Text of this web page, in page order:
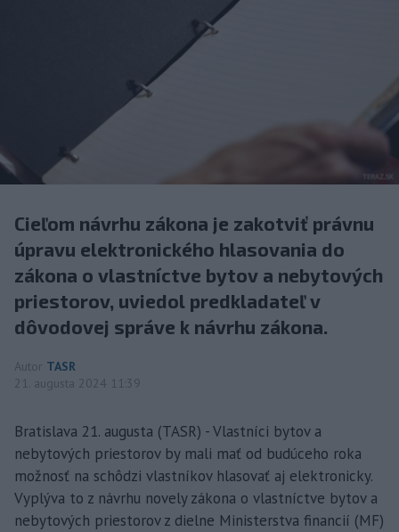
Cieľom návrhu zákona je zakotviť právnu
úpravu elektronického hlasovania do
zákona o vlastníctve bytov a nebytových
priestorov, uviedol predkladateľ v
dôvodovej správe k návrhu zákona.
Autor TASR
21. augusta 2024 11:39
Bratislava 21. augusta (TASR) - Vlastníci bytov a
nebytových priestorov by mali mať od budúceho roka
možnosť na schôdzi vlastníkov hlasovať aj elektronicky.
Vyplýva to z návrhu novely zákona o vlastníctve bytov a
nebytových priestorov z dielne Ministerstva financií (MF)